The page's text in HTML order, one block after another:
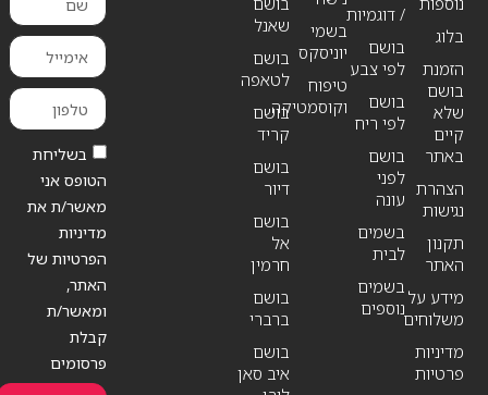
בלוג
הזמנת
בושם
שלא
קיים
באתר
הצהרת
נגישות
תקנון
האתר
מידע על
משלוחים
מדיניות
פרטיות
בשמי
יוניסקס
טיפוח
וקוסמטיקה
/ דוגמיות
בושם
לפי צבע
בושם
לפי ריח
בושם
לפני
עונה
בשמים
לבית
בשמים
נוספים
שאנל
בושם
לטאפה
בושם
קריד
בושם
דיור
בושם
אל
חרמין
בושם
ברברי
בושם
איב סאן
בשליחת
הטופס אני
מאשר/ת את
מדיניות
הפרטיות של
האתר,
ומאשר/ת
קבלת
פרסומים